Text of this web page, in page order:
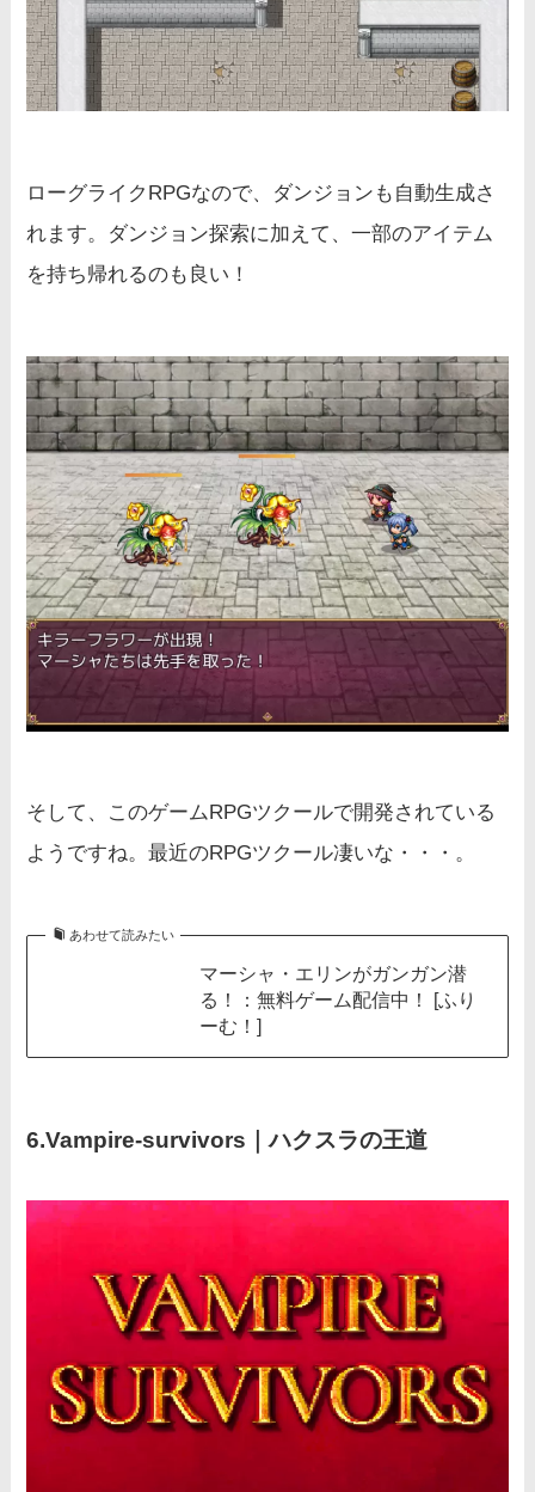
ローグライクRPGなので、ダンジョンも自動生成さ
れます。ダンジョン探索に加えて、一部のアイテム
を持ち帰れるのも良い！
そして、このゲームRPGツクールで開発されている
ようですね。最近のRPGツクール凄いな・・・。
あわせて読みたい
マーシャ・エリンがガンガン潜
る！：無料ゲーム配信中！ [ふり
ーむ！]
6.Vampire-survivors｜ハクスラの王道